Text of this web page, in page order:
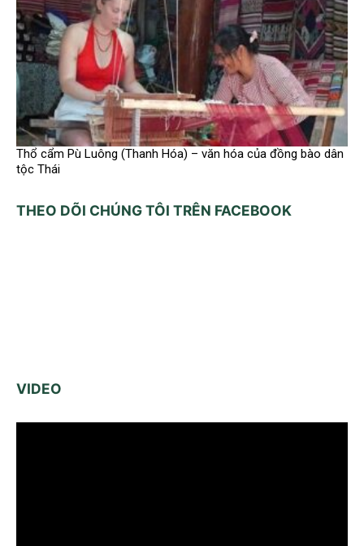
Thổ cẩm Pù Luông (Thanh Hóa) – văn hóa của đồng bào dân
tộc Thái
THEO DÕI CHÚNG TÔI TRÊN FACEBOOK
VIDEO